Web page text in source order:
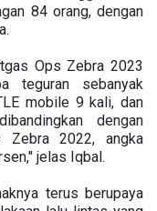
84 orang, dengan
Ops Zebra 2023
teguran sebanyak
mobile 9 kali, dan
dengan
Zebra 2022, angka
jelas Iqbal.
terus berupaya